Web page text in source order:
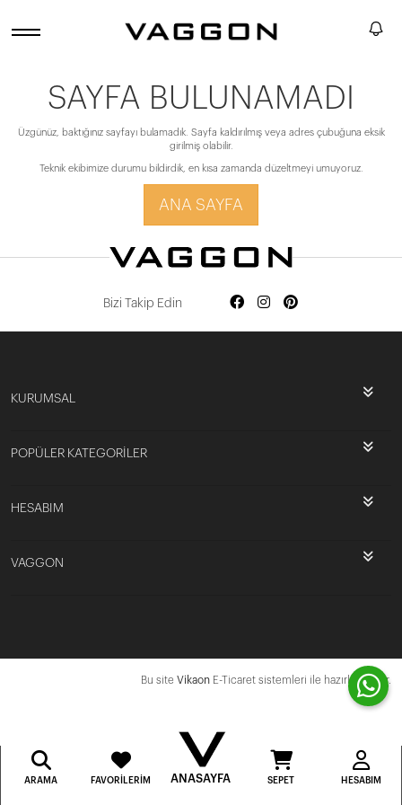
SAYFA BULUNAMADI
Üzgünüz, baktığınız sayfayı bulamadık. Sayfa kaldırılmış veya adres çubuğuna eksik
girilmiş olabilir.
Teknik ekibimize durumu bildirdik, en kısa zamanda düzeltmeyi umuyoruz.
ANA SAYFA
Bizi Takip Edin
KURUMSAL
POPÜLER KATEGORİLER
HESABIM
VAGGON
Bu site Vikaon E-Ticaret sistemleri ile hazırlanmıştır.
ARAMA FAVORILERIM ANASAYFA SEPET HESABIM